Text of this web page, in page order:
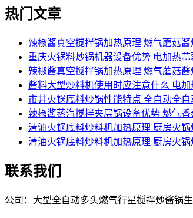
热门文章
辣椒酱真空搅拌锅加热原理 燃气蘑菇
重庆火锅料炒锅机器设备优势 电加热
辣椒酱真空搅拌锅加热原理 燃气蘑菇
酱料大型炒料机使用时应注意什么 电
市井火锅底料炒锅性能特点 全自动全
辣椒酱蒸汽搅拌夹层锅设备优势 燃气
清油火锅底料炒料机加热原理 厨房火
清油火锅底料炒料机加热原理 厨房火
联系我们
公司：大型全自动多头燃气行星搅拌炒酱锅